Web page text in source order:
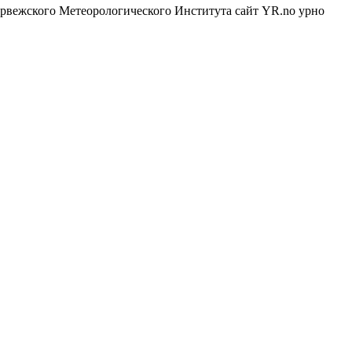
Метеорологического Института сайт YR.no урно